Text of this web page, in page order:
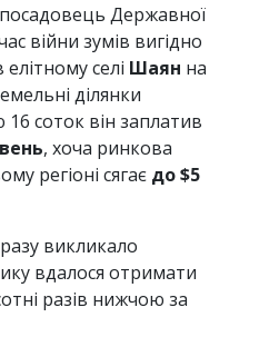
Державної
війни зумів вигідно
селі Шаян на
ділянки
соток він заплатив
, хоча ринкова
регіоні сягає до $5
викликало
вдалося отримати
разів нижчою за